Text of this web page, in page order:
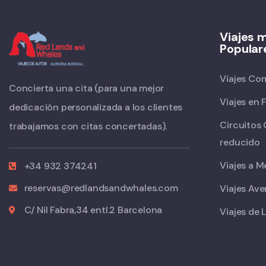
Concierta una cita (para una mejor
dedicación personalizada a los clientes
trabajamos con citas concertadas).
+34 932 374241
reservas@redlandsandwhales.com
C/ Nil Fabra,34 entl.2 Barcelona
Viajes
Viajes
Viajes en
Circuitos
reducido
Viajes a
Viajes
Viajes de